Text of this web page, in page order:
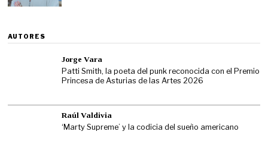
AUTORES
Jorge Vara
Patti Smith, la poeta del punk reconocida con el Premio
Princesa de Asturias de las Artes 2026
Raúl Valdivia
‘Marty Supreme’ y la codicia del sueño americano